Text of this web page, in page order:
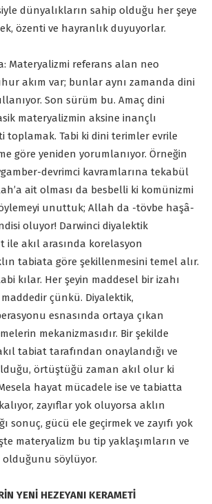
dünyalıkların sahip olduğu her şeye
özenti ve hayranlık duyuyorlar.
Materyalizmi referans alan neo
akım var; bunlar aynı zamanda dini
Son sürüm bu. Amaç dini
materyalizmin aksine inançlı
toplamak. Tabi ki dini terimler evrile
göre yeniden yorumlanıyor. Örneğin
devrimci kavramlarına tekabül
ait olması da besbelli ki komünizmi
unuttuk; Allah da -tövbe haşâ-
oluyor! Darwinci diyalektik
ile akıl arasında korelasyon
tabiata göre şekillenmesini temel alır.
kılar. Her şeyin maddesel bir izahı
çünkü. Diyalektik,
esnasında ortaya çıkan
mekanizmasıdır. Bir şekilde
tabiat tarafından onaylandığı ve
örtüştüğü zaman akıl olur ki
hayat mücadele ise ve tabiatta
zayıflar yok oluyorsa aklın
sonuç, gücü ele geçirmek ve zayıfı yok
materyalizm bu tip yaklaşımların ve
olduğunu söylüyor.
YENİ HEZEYANI KERAMETİ